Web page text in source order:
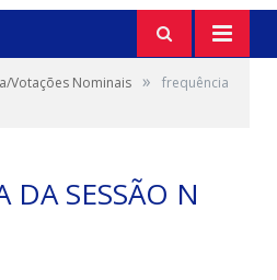
Votações Nominais »
frequência
DA SESSÃO N